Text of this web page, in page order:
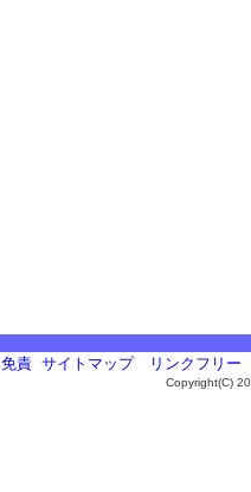
免責 サイトマップ リンクフリー
Copyright(C)